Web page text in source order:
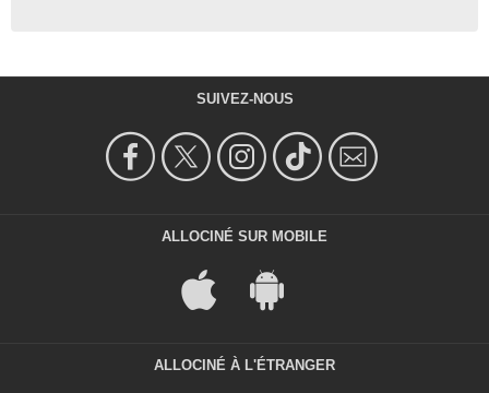
SUIVEZ-NOUS
ALLOCINÉ SUR MOBILE
ALLOCINÉ À L'ÉTRANGER